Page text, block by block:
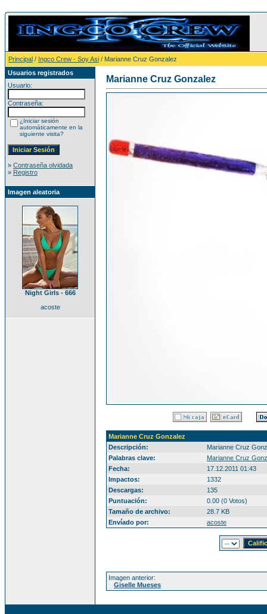
Principal / Ingco Crew - Soy Asi / Marianne Cruz Gonzalez
Usuarios registrados
Usuario:
Contraseña:
¿Iniciar sesión
automáticamente en la
siguiente visita?
» Contraseña olvidada
» Registro
Imagen aleatoria
Night Girls - 666
acoste
Marianne Cruz Gonzalez
Marianne Cruz Gonzalez
Descripción:
Marianne Cruz
Palabras clave:
Marianne Cruz
Fecha:
17.12.2011 01:43
Impactos:
1332
Descargas:
135
Puntuación:
0.00 (0 Votos)
Tamaño de archivo:
28.7 KB
Envíado por:
acoste
Imagen anterior:
Giselle Mueses